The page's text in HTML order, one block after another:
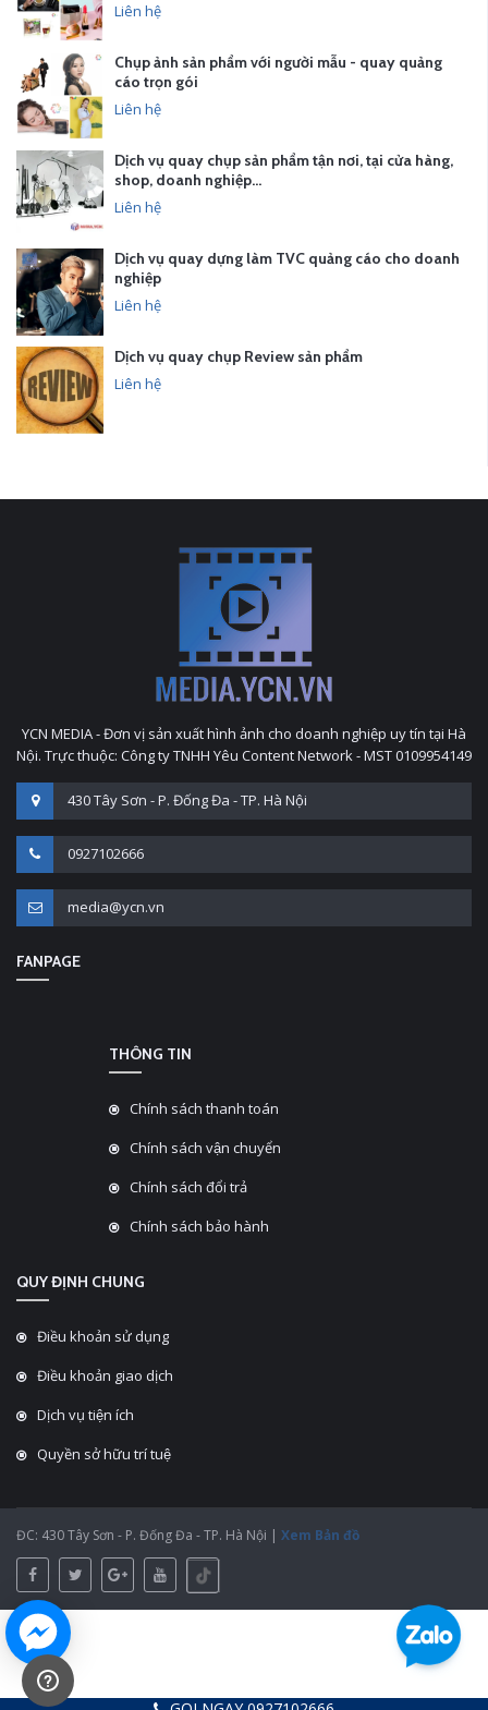
Liên hệ
Chụp ảnh sản phẩm với người mẫu - quay quảng
cáo trọn gói
Liên hệ
Dịch vụ quay chụp sản phẩm tận nơi, tại cửa hàng,
shop, doanh nghiệp…
Liên hệ
Dịch vụ quay dựng làm TVC quảng cáo cho doanh
nghiệp
Liên hệ
Dịch vụ quay chụp Review sản phẩm
Liên hệ
YCN MEDIA - Đơn vị sản xuất hình ảnh cho doanh nghiệp uy tín tại Hà
Nội. Trực thuộc: Công ty TNHH Yêu Content Network - MST 0109954149
430 Tây Sơn - P. Đống Đa - TP. Hà Nội
0927102666
media@ycn.vn
FANPAGE
THÔNG TIN
Chính sách thanh toán
Chính sách vận chuyển
Chính sách đổi trả
Chính sách bảo hành
QUY ĐỊNH CHUNG
Điều khoản sử dụng
Điều khoản giao dịch
Dịch vụ tiện ích
Quyền sở hữu trí tuệ
ĐC: 430 Tây Sơn - P. Đống Đa - TP. Hà Nội | Xem Bản đồ